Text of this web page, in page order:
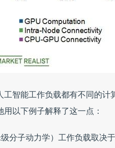
工智能工作负载都有不同的
以下例子解释了这一点：
分子动力学）工作负载取决